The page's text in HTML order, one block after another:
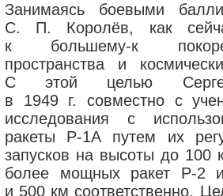
Занимаясь боевыми
С. П. Королёв, как
к большему-к
пространства и
С этой целью
в 1949 г. совместно с
исследования с
ракеты Р-1А путем их
запусков на высоты до
более мощных ракет Р-2
и 500 км соответственно.